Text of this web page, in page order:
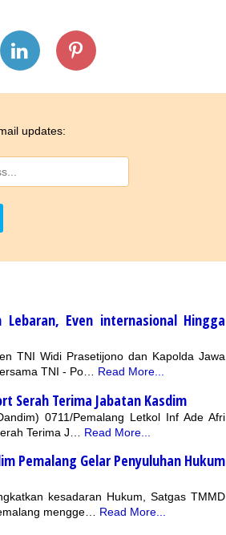
updates:
Lebaran, Even internasional Hingga
TNI Widi Prasetijono dan Kapolda Jawa
TNI - Po…
Read More...
Serah Terima Jabatan Kasdim
0711/Pemalang Letkol Inf Ade Afri
Terima J…
Read More...
Pemalang Gelar Penyuluhan Hukum
kesadaran Hukum, Satgas TMMD
mengge…
Read More...